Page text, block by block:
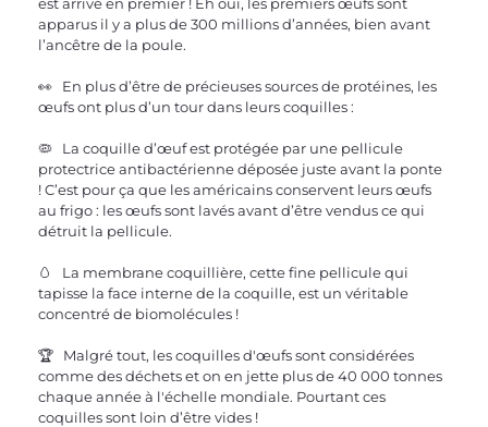
apparus il y a plus de 300 millions d’années, bien avant
l’ancêtre de la poule.
👀   En plus d’être de précieuses sources de protéines, les
œufs ont plus d’un tour dans leurs coquilles :
🦠   La coquille d’œuf est protégée par une pellicule
protectrice antibactérienne déposée juste avant la ponte
! C’est pour ça que les américains conservent leurs œufs
au frigo : les œufs sont lavés avant d’être vendus ce qui
détruit la pellicule.
🥚   La membrane coquillière, cette fine pellicule qui
tapisse la face interne de la coquille, est un véritable
concentré de biomolécules !
🏆   Malgré tout, les coquilles d'œufs sont considérées
comme des déchets et on en jette plus de 40 000 tonnes
chaque année à l'échelle mondiale. Pourtant ces
coquilles sont loin d’être vides !